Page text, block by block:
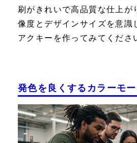
刷がきれいで高品質な仕上が
像度とデザインサイズを意識
アクキーを作ってみてくださ
発色を良くするカラーモ